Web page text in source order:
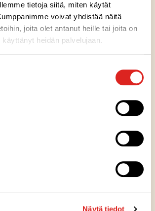
tietoja siitä, miten käytät
voivat yhdistää näitä
joita olet antanut heille tai joita on
heidän palvelujaan.
Näytä tiedot